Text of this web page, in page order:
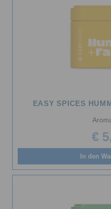
EASY SPICES
€ 5,
In den